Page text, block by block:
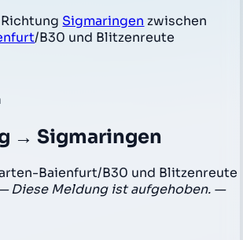
Richtung Sigmaringen zwischen
/B30 und Blitzenreute
→ Sigmaringen
Baienfurt/B30 und Blitzenreute
Diese Meldung ist aufgehoben. —